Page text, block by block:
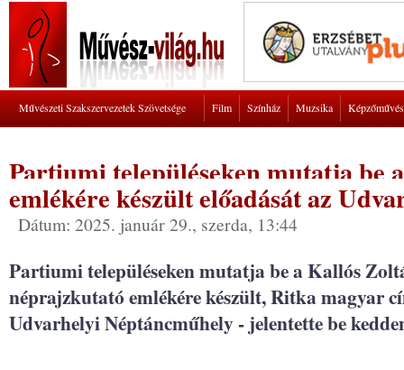
Művészeti Szakszervezetek Szövetsége Film Színház Muzsika
Partiumi településeken mutatja be
emlékére készült előadását az
Dátum: 2025. január 29., szerda, 13:44
Partiumi településeken mutatja be a Kallós
néprajzkutató emlékére készült, Ritka magyar
Udvarhelyi Néptáncműhely - jelentette be